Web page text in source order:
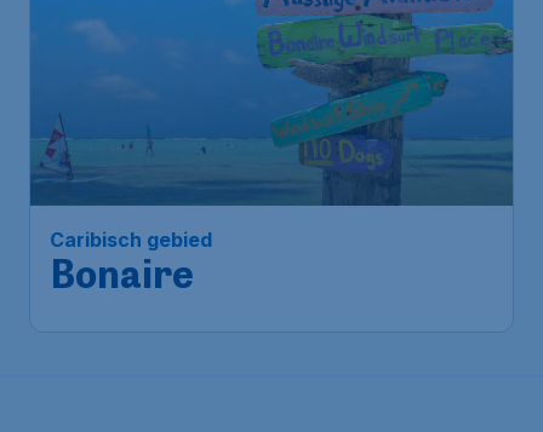
Caribisch gebied
Bonaire